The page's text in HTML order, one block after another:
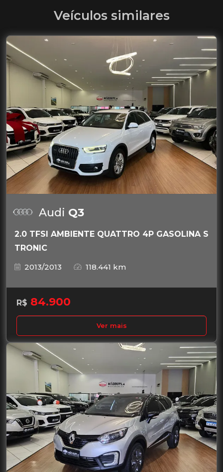
Veículos similares
Audi Q3
2.0 TFSI AMBIENTE QUATTRO 4P GASOLINA S
TRONIC
2013/2013
118.441 km
R$ 84.900
Ver mais